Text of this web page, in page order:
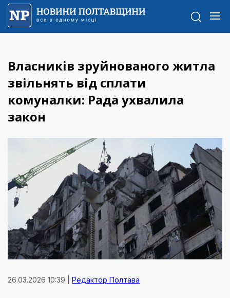
Власників зруйнованого житла
звільнять від сплати
комуналки: Рада ухвалила
закон
26.03.2026 10:39 | Редактор Полтава